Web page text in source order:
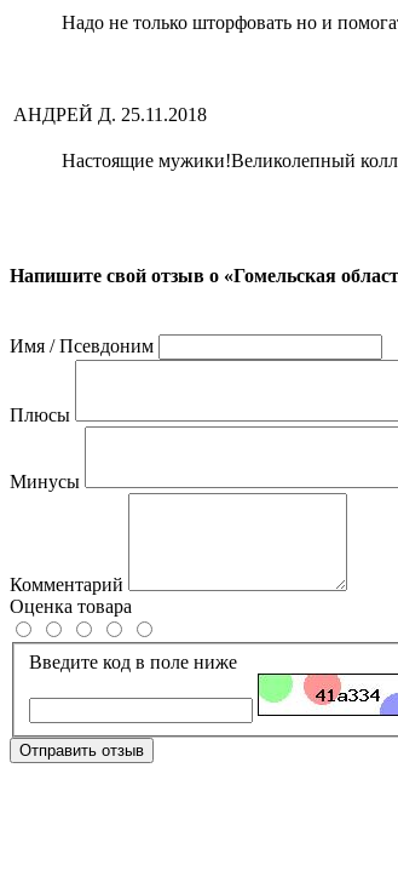
Надо не только шторфовать но и
АНДРЕЙ Д. 25.11.2018
Настоящие мужики!Великолепный
Напишите свой отзыв о «Гомельская
Имя / Псевдоним
Плюсы
Минусы
Комментарий
Оценка товара
Введите код в поле ниже
Отправить отзыв